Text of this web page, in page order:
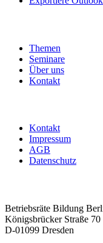
Themen
Seminare
Über uns
Kontakt
Kontakt
Impressum
AGB
Datenschutz
Betriebsräte Bildung
Königsbrücker Straße 70
D-01099 Dresden